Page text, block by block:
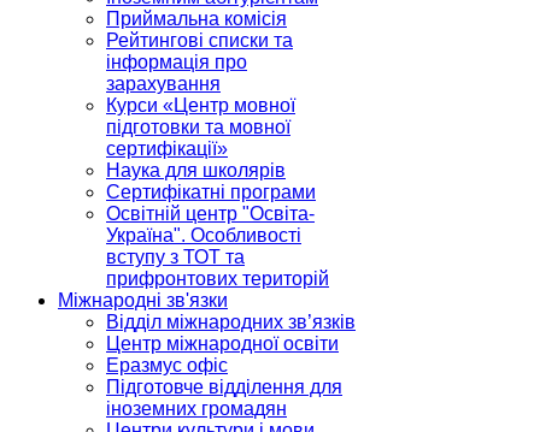
Приймальна комісія
Рейтингові списки та
інформація про
зарахування
Курси «Центр мовної
підготовки та мовної
сертифікації»
Наука для школярів
Сертифікатні програми
Освітній центр "Освіта-
Україна". Особливості
вступу з ТОТ та
прифронтових територій
Міжнародні зв'язки
Відділ міжнародних зв’язків
Центр міжнародної освіти
Еразмус офіс
Підготовче відділення для
іноземних громадян